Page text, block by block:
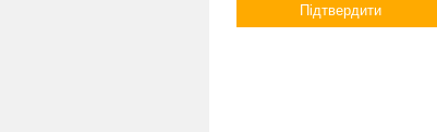
Підтвердити